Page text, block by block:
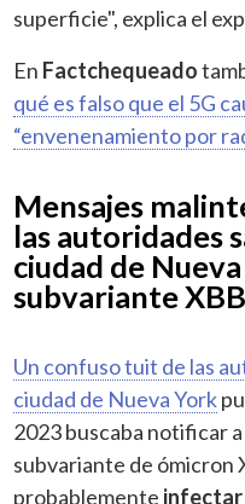
superficie", explica el
En Factchequeado
qué es falso que el 5G
“envenenamiento por
Mensajes
las autoridades
ciudad de
subvariante
Un confuso tuit de las
ciudad de Nueva York
2023 buscaba notificar
subvariante de ómicron
probablemente infectar